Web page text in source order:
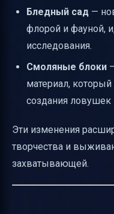
Бледный сад —
флорой и фауной,
исследования.
Смоляные блоки
материал,
создания
Эти изменения
творчества и
захватывающей.